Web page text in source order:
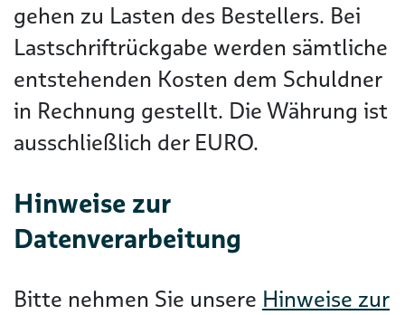
gehen zu Lasten des Bestellers. Bei
Lastschriftrückgabe werden sämtliche
entstehenden Kosten dem Schuldner
in Rechnung gestellt. Die Währung ist
ausschließlich der EURO.
Hinweise zur
Datenverarbeitung
Bitte nehmen Sie unsere Hinweise zur